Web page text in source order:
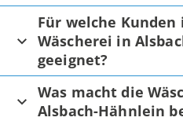
Für welche Kunden
Wäscherei in
geeignet?
Was macht die
Alsbach-Hähnlein